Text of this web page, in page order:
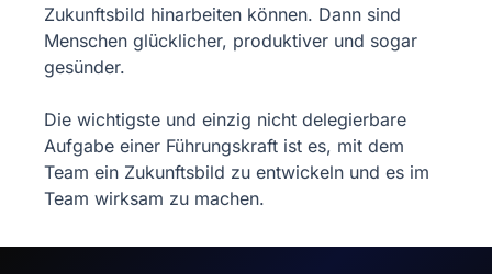
Zukunftsbild hinarbeiten können. Dann sind
Menschen glücklicher, produktiver und sogar
gesünder.
Die wichtigste und einzig nicht delegierbare
Aufgabe einer Führungskraft ist es, mit dem
Team ein Zukunftsbild zu entwickeln und es im
Team wirksam zu machen.